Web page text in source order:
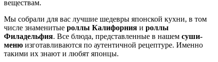
веществам.
Мы собрали для вас лучшие шедевры японской кухни, в том
числе знаменитые роллы Калифорния и роллы
Филадельфия. Все блюда, представленные в нашем суши-
меню изготавливаются по аутентичной рецептуре. Именно
такими их знают и любят японцы.